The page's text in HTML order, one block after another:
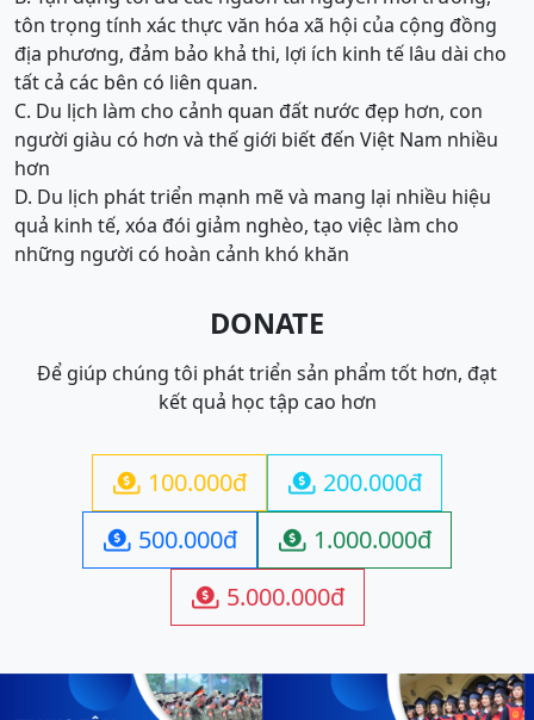
tôn trọng tính xác thực văn hóa xã hội của cộng đồng
địa phương, đảm bảo khả thi, lợi ích kinh tế lâu dài cho
tất cả các bên có liên quan.
C. Du lịch làm cho cảnh quan đất nước đẹp hơn, con
người giàu có hơn và thế giới biết đến Việt Nam nhiều
hơn
D. Du lịch phát triển mạnh mẽ và mang lại nhiều hiệu
quả kinh tế, xóa đói giảm nghèo, tạo việc làm cho
những người có hoàn cảnh khó khăn
DONATE
Để giúp chúng tôi phát triển sản phẩm tốt hơn, đạt
kết quả học tập cao hơn
 100.000đ  200.000đ
 500.000đ  1.000.000đ
 5.000.000đ